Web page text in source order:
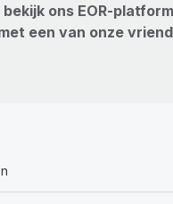
ons EOR-
een van onze